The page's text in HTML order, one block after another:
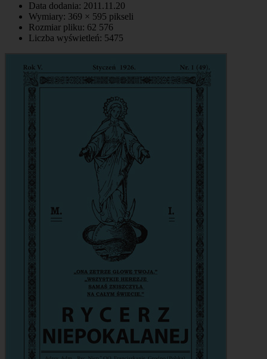
Data dodania: 2011.11.20
Wymiary: 369 × 595 pikseli
Rozmiar pliku: 62 576
Liczba wyświetleń: 5475